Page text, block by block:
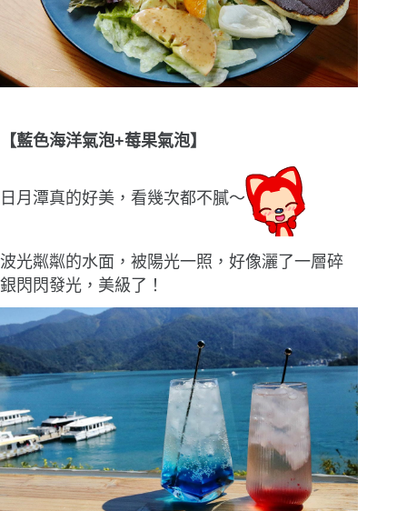
【藍色海洋氣泡+莓果氣泡】
日月潭真的好美，看幾次都不膩〜
波光粼粼的水面，被陽光一照，好像灑了一層碎
銀閃閃發光，美級了！